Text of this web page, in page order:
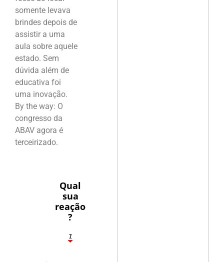
somente levava
brindes depois de
assistir a uma
aula sobre aquele
estado. Sem
dúvida além de
educativa foi
uma inovação.
By the way: O
congresso da
ABAV agora é
terceirizado.
Qual
sua
reação
?
1
7